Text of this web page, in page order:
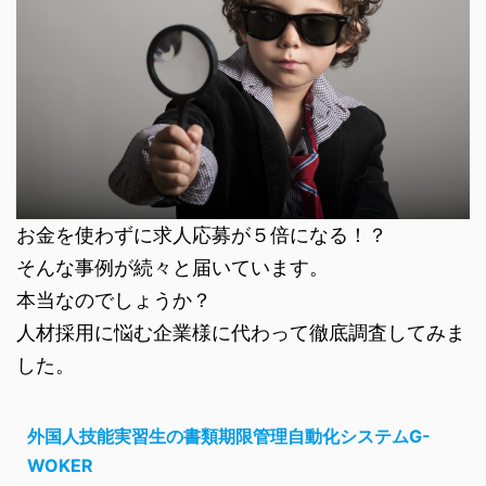
お金を使わずに求人応募が５倍になる！？
そんな事例が続々と届いています。
本当なのでしょうか？
人材採用に悩む企業様に代わって徹底調査してみま
した。
外国人技能実習生の書類期限管理自動化システムG-
WOKER